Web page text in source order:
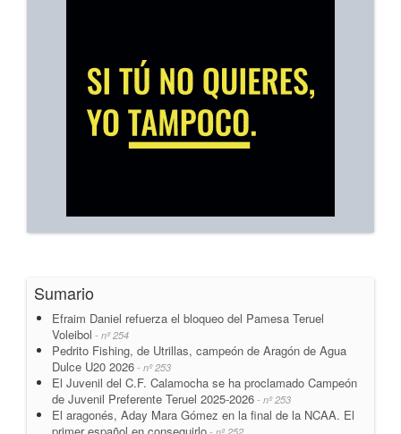
Sumario
Efraim Daniel refuerza el bloqueo del Pamesa Teruel
Voleibol - nº 254
Pedrito Fishing, de Utrillas, campeón de Aragón de Agua
Dulce U20 2026 - nº 253
El Juvenil del C.F. Calamocha se ha proclamado Campeón
de Juvenil Preferente Teruel 2025-2026 - nº 253
El aragonés, Aday Mara Gómez en la final de la NCAA. El